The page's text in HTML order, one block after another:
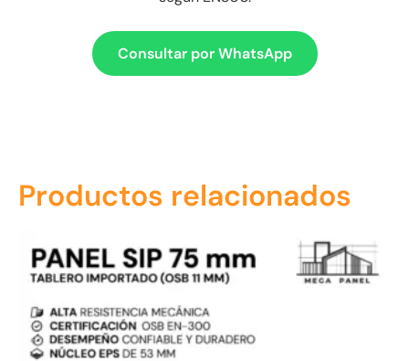
Consultar por WhatsApp
Productos relacionados